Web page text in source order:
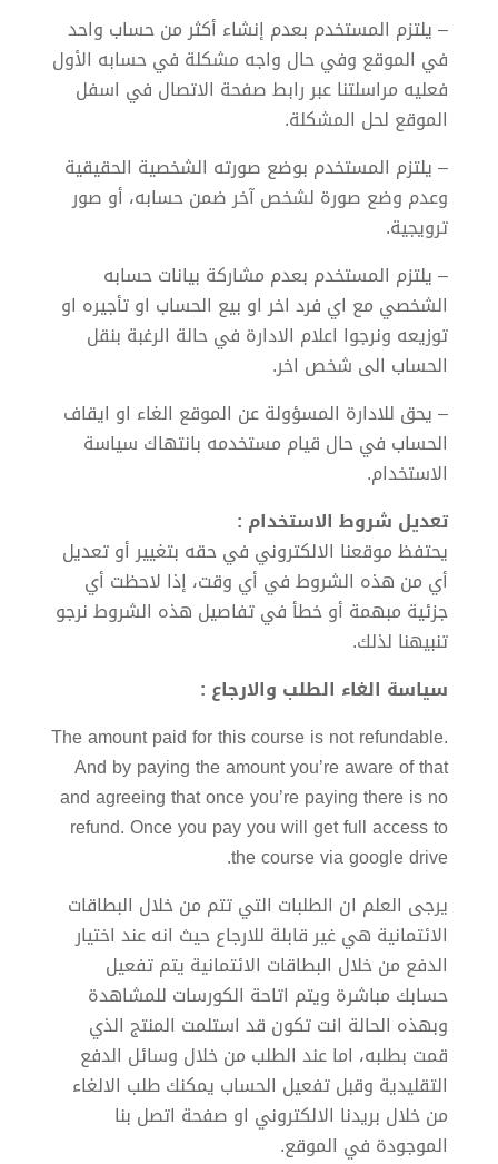
– يلتزم المستخدم بعدم إنشاء أكثر من حساب واحد
في الموقع وفي حال واجه مشكلة في حسابه الأول
فعليه مراسلتنا عبر رابط صفحة الاتصال في اسفل
الموقع لحل المشكلة.
– يلتزم المستخدم بوضع صورته الشخصية الحقيقية
وعدم وضع صورة لشخص آخر ضمن حسابه، أو صور
ترويجية.
– يلتزم المستخدم بعدم مشاركة بيانات حسابه
الشخصي مع اي فرد اخر او بيع الحساب او تأجيره او
توزيعه ونرجوا اعلام الادارة في حالة الرغبة بنقل
الحساب الى شخص اخر.
– يحق للادارة المسؤولة عن الموقع الغاء او ايقاف
الحساب في حال قيام مستخدمه بانتهاك سياسة
الاستخدام.
تعديل شروط الاستخدام :
يحتفظ موقعنا الالكتروني في حقه بتغيير أو تعديل
أي من هذه الشروط في أي وقت، إذا لاحظت أي
جزئية مبهمة أو خطأ في تفاصيل هذه الشروط نرجو
تنبيهنا لذلك.
سياسة الغاء الطلب والارجاع :
The amount paid for this course is not refundable.
And by paying the amount you’re aware of that
and agreeing that once you’re paying there is no
refund. Once you pay you will get full access to
the course via google drive.
يرجى العلم ان الطلبات التي تتم من خلال البطاقات
الائتمانية هي غير قابلة للارجاع حيث انه عند اختيار
الدفع من خلال البطاقات الائتمانية يتم تفعيل
حسابك مباشرة ويتم اتاحة الكورسات للمشاهدة
وبهذه الحالة انت تكون قد استلمت المنتج الذي
قمت بطلبه، اما عند الطلب من خلال وسائل الدفع
التقليدية وقبل تفعيل الحساب يمكنك طلب الالغاء
من خلال بريدنا الالكتروني او صفحة اتصل بنا
الموجودة في الموقع.